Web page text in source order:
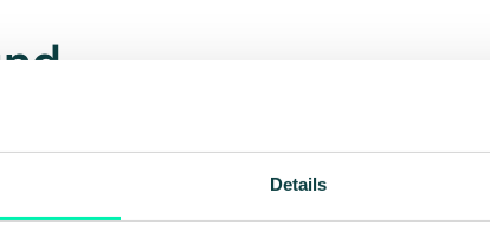
Details
be found. Try refining your search, or use